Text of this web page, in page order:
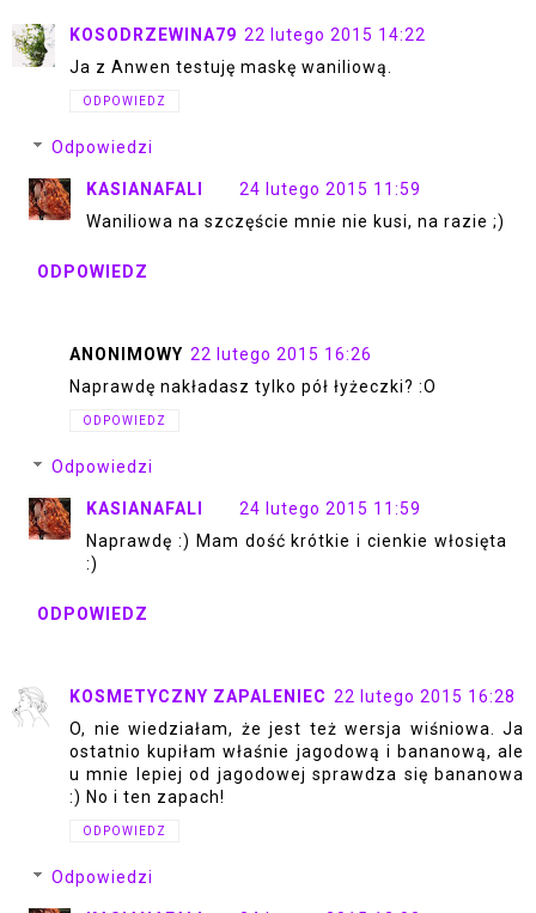
KOSODRZEWINA79 22 lutego 2015 14:22
Ja z Anwen testuję maskę waniliową.
ODPOWIEDZ
Odpowiedzi
KASIANAFALI
24 lutego 2015 11:59
Waniliowa na szczęście mnie nie kusi, na razie ;)
ODPOWIEDZ
ANONIMOWY 22 lutego 2015 16:26
Naprawdę nakładasz tylko pół łyżeczki? :O
ODPOWIEDZ
Odpowiedzi
KASIANAFALI
24 lutego 2015 11:59
Naprawdę :) Mam dość krótkie i cienkie włosięta
:)
ODPOWIEDZ
KOSMETYCZNY ZAPALENIEC 22 lutego 2015 16:28
O, nie wiedziałam, że jest też wersja wiśniowa. Ja
ostatnio kupiłam właśnie jagodową i bananową, ale
u mnie lepiej od jagodowej sprawdza się bananowa
:) No i ten zapach!
ODPOWIEDZ
Odpowiedzi